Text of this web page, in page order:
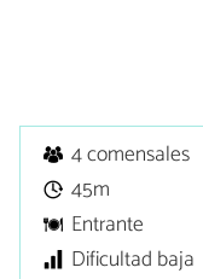
4 comensales
45m
Entrante
Dificultad baja